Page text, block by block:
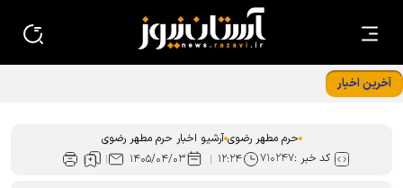
آخرین اخبار
حرم مطهر رضوی آرشیو اخبار حرم مطهر رضوی
کد خبر :۷۱۰۲۴۷ ۱۲:۲۴ ۱۴۰۵/۰۴/۰۳